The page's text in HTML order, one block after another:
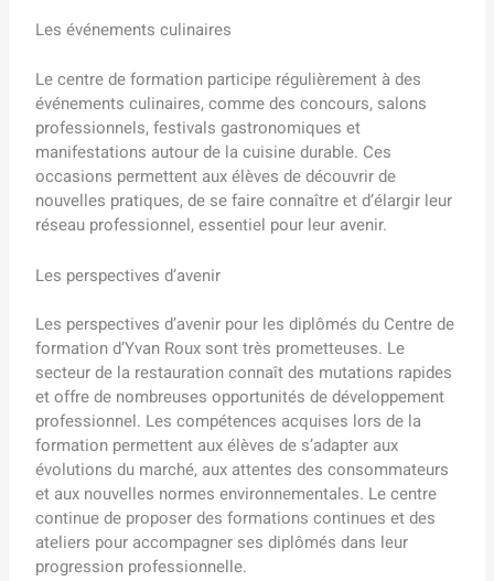
Les événements culinaires
Le centre de formation participe régulièrement à des
événements culinaires, comme des concours, salons
professionnels, festivals gastronomiques et
manifestations autour de la cuisine durable. Ces
occasions permettent aux élèves de découvrir de
nouvelles pratiques, de se faire connaître et d’élargir leur
réseau professionnel, essentiel pour leur avenir.
Les perspectives d’avenir
Les perspectives d’avenir pour les diplômés du Centre de
formation d’Yvan Roux sont très prometteuses. Le
secteur de la restauration connaît des mutations rapides
et offre de nombreuses opportunités de développement
professionnel. Les compétences acquises lors de la
formation permettent aux élèves de s’adapter aux
évolutions du marché, aux attentes des consommateurs
et aux nouvelles normes environnementales. Le centre
continue de proposer des formations continues et des
ateliers pour accompagner ses diplômés dans leur
progression professionnelle.